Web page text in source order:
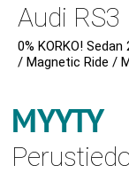
Audi RS3
0% KORKO!
/ Magnetic Ride /
MYYTY